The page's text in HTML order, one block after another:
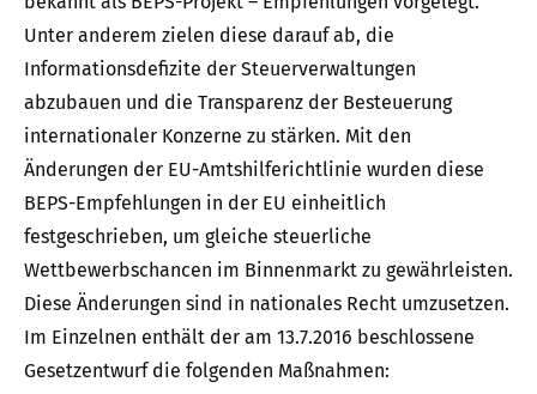
Unter anderem zielen diese darauf ab, die
Informationsdefizite der Steuerverwaltungen
abzubauen und die Transparenz der Besteuerung
internationaler Konzerne zu stärken. Mit den
Änderungen der EU-Amtshilferichtlinie wurden diese
BEPS-Empfehlungen in der EU einheitlich
festgeschrieben, um gleiche steuerliche
Wettbewerbschancen im Binnenmarkt zu gewährleisten.
Diese Änderungen sind in nationales Recht umzusetzen.
Im Einzelnen enthält der am 13.7.2016 beschlossene
Gesetzentwurf die folgenden Maßnahmen: